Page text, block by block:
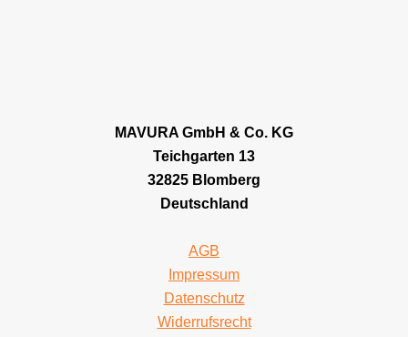
MAVURA GmbH & Co. KG
Teichgarten 13
32825 Blomberg
Deutschland
AGB
Impressum
Datenschutz
Widerrufsrecht